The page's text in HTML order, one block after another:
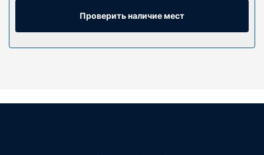
Проверить наличие мест